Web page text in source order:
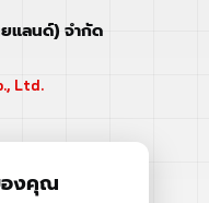
แลนด์) จำกัด
Ltd.
องคุณ